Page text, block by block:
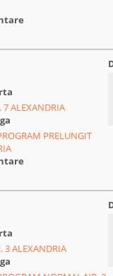
7 ALEXANDRIA
PRELUNGIT
3 ALEXANDRIA